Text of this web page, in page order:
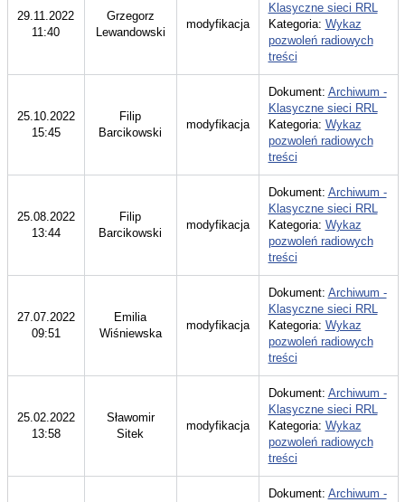
29.11.2022
11:40
Grzegorz
Lewandowski
modyfikacja
Klasyczne sieci RRL
Kategoria: Wykaz
pozwoleń radiowych
treści
25.10.2022
15:45
Filip
Barcikowski
modyfikacja
Dokument: Archiwum -
Klasyczne sieci RRL
Kategoria: Wykaz
pozwoleń radiowych
treści
25.08.2022
13:44
Filip
Barcikowski
modyfikacja
Dokument: Archiwum -
Klasyczne sieci RRL
Kategoria: Wykaz
pozwoleń radiowych
treści
27.07.2022
09:51
Emilia
Wiśniewska
modyfikacja
Dokument: Archiwum -
Klasyczne sieci RRL
Kategoria: Wykaz
pozwoleń radiowych
treści
25.02.2022
13:58
Sławomir
Sitek
modyfikacja
Dokument: Archiwum -
Klasyczne sieci RRL
Kategoria: Wykaz
pozwoleń radiowych
treści
Dokument: Archiwum -